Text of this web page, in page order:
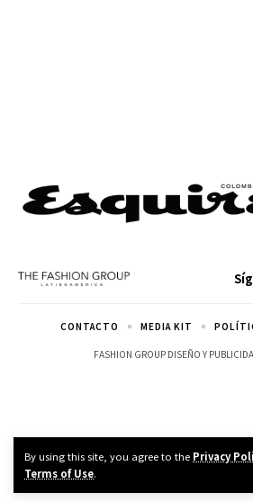
By using this site, you agree to the Privacy
Terms of Use.
FASHION GROUP DISEÑO Y
CONTACTO MEDIA KIT